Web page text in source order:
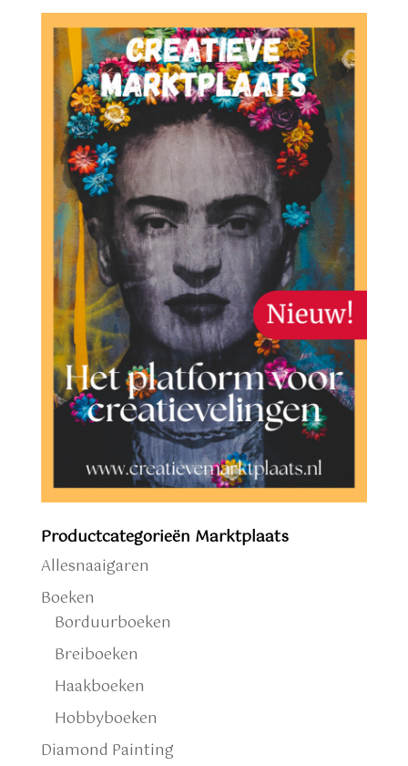
Productcategorieën Marktplaats
Allesnaaigaren
Boeken
Borduurboeken
Breiboeken
Haakboeken
Hobbyboeken
Diamond Painting